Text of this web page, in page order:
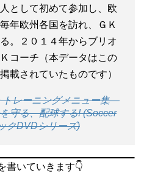
として初めて参加し、欧
年欧州各国を訪れ、ＧＫ
。２０１４年からブリオ
コーチ（本データはこの
載されていたものです）
トレーニングメニュー集―
守る、配球する! (Soccer
クDVDシリーズ)
書いていきます👇